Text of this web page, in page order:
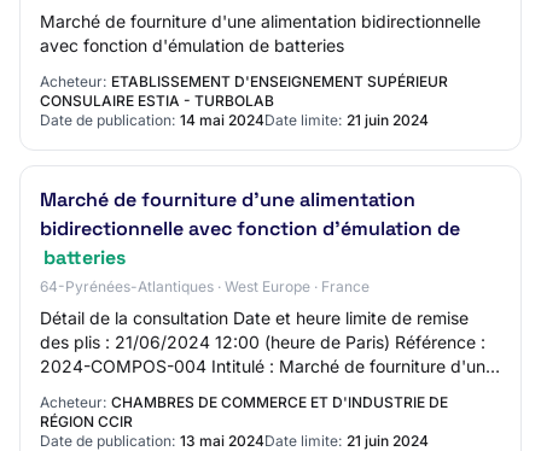
Marché de fourniture d'une alimentation bidirectionnelle
avec fonction d'émulation de batteries
Acheteur: ETABLISSEMENT D'ENSEIGNEMENT SUPÉRIEUR
CONSULAIRE ESTIA - TURBOLAB
Date de publication: 14 mai 2024Date limite: 21 juin 2024
Marché de fourniture d'une alimentation
bidirectionnelle avec fonction d'émulation de
batteries
64-Pyrénées-Atlantiques · West Europe · France
Détail de la consultation Date et heure limite de remise
des plis : 21/06/2024 12:00 (heure de Paris) Référence :
2024-COMPOS-004 Intitulé : Marché de fourniture d'une
Acheteur: CHAMBRES DE COMMERCE ET D'INDUSTRIE DE
RÉGION CCIR
Date de publication: 13 mai 2024Date limite: 21 juin 2024